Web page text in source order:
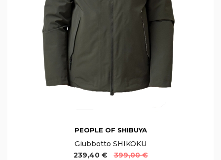
PEOPLE OF SHIBUYA
Giubbotto SHIKOKU
239,40 €
399,00 €